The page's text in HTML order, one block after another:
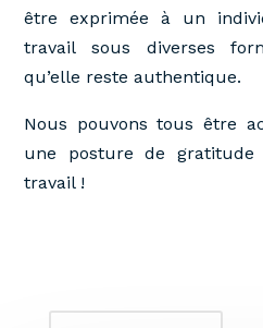
être exprimée à un
travail sous diverses
qu’elle reste authentique.
Nous pouvons tous être
une posture de gratitude
travail !